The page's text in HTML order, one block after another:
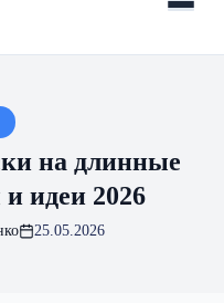
Меню
на длинные
идеи 2026
25.05.2026